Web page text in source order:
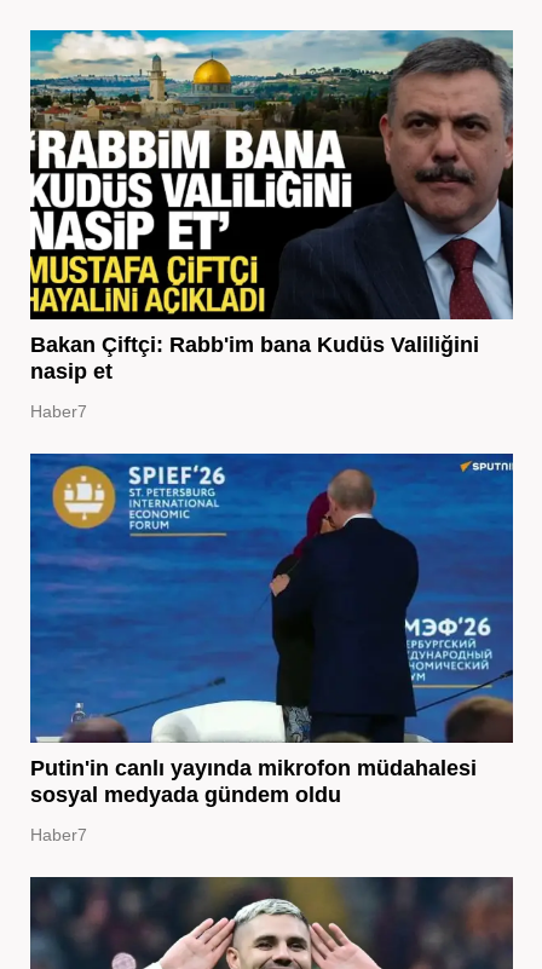
Bakan Çiftçi: Rabb'im bana Kudüs Valiliğini
nasip et
Haber7
Putin'in canlı yayında mikrofon müdahalesi
sosyal medyada gündem oldu
Haber7